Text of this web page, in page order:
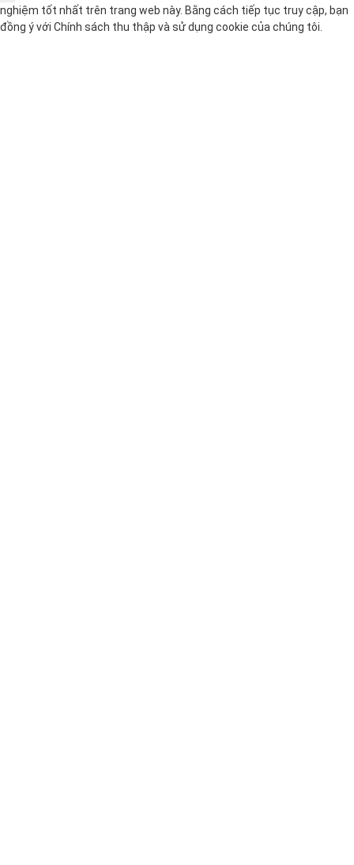
nghiệm tốt nhất trên trang web này. Bằng cách tiếp tục truy cập, bạn
đồng ý với Chính sách thu thập và sử dụng cookie của chúng tôi.